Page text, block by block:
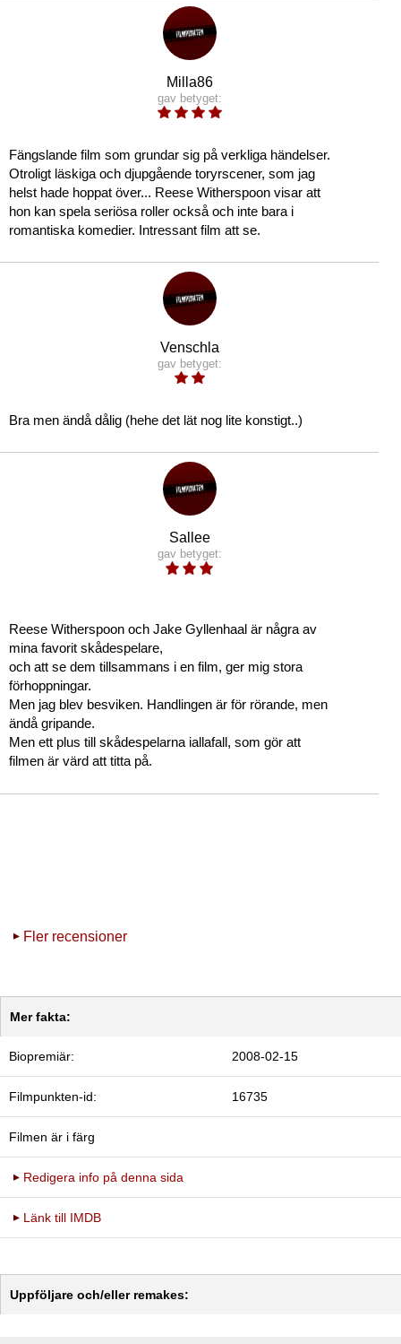
Milla86
gav betyget:
Fängslande film som grundar sig på verkliga händelser.
Otroligt läskiga och djupgående toryrscener, som jag
helst hade hoppat över... Reese Witherspoon visar att
hon kan spela seriösa roller också och inte bara i
romantiska komedier. Intressant film att se.
Venschla
gav betyget:
Bra men ändå dålig (hehe det lät nog lite konstigt..)
Sallee
gav betyget:
Reese Witherspoon och Jake Gyllenhaal är några av
mina favorit skådespelare,
och att se dem tillsammans i en film, ger mig stora
förhoppningar.
Men jag blev besviken. Handlingen är för rörande, men
ändå gripande.
Men ett plus till skådespelarna iallafall, som gör att
filmen är värd att titta på.
Fler recensioner
Mer fakta:
Biopremiär: 2008-02-15
Filmpunkten-id: 16735
Filmen är i färg
Redigera info på denna sida
Länk till IMDB
Uppföljare och/eller remakes: